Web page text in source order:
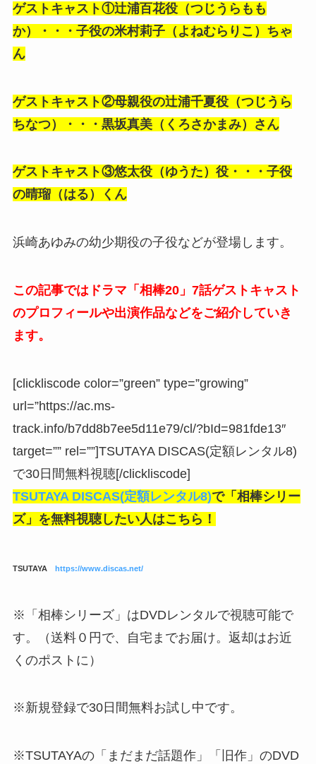
ゲストキャスト①辻浦百花役（つじうらもも
か）・・・子役の米村莉子（よねむらりこ）ちゃ
ん
ゲストキャスト②母親役の辻浦千夏役（つじうら
ちなつ）・・・黒坂真美（くろさかまみ）さん
ゲストキャスト③悠太役（ゆうた）役・・・子役
の晴瑠（はる）くん
浜崎あゆみの幼少期役の子役などが登場します。
この記事ではドラマ「相棒20」7話ゲストキャスト
のプロフィールや出演作品などをご紹介していき
ます。
[clickliscode color=”green” type=”growing”
url=”https://ac.ms-
track.info/b7dd8b7ee5d11e79/cl/?bId=981fde13″
target=”” rel=””]TSUTAYA DISCAS(定額レンタル8)
で30日間無料視聴[/clickliscode]
TSUTAYA DISCAS(定額レンタル8)で「相棒シリー
ズ」を無料視聴したい人はこちら！
TSUTAYA https://www.discas.net/
※「相棒シリーズ」はDVDレンタルで視聴可能で
す。（送料０円で、自宅までお届け。返却はお近
くのポストに）
※新規登録で30日間無料お試し中です。
※TSUTAYAの「まだまだ話題作」「旧作」のDVD